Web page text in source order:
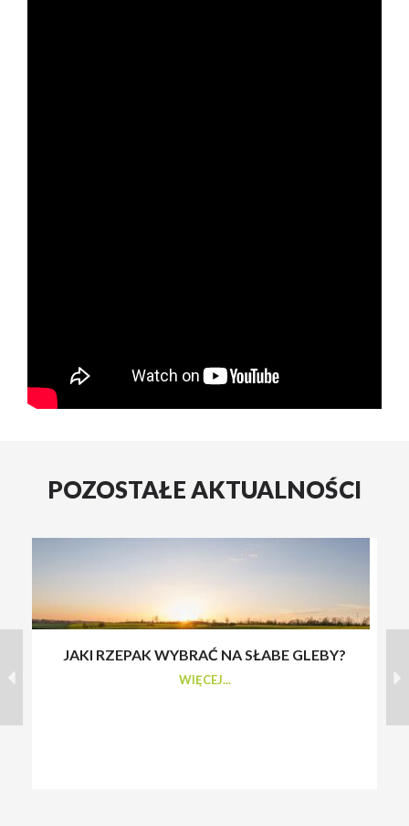
POZOSTAŁE AKTUALNOŚCI
JAKI RZEPAK WYBRAĆ NA SŁABE GLEBY?
WIĘCEJ...